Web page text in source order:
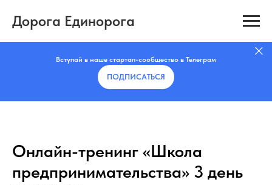
Дорога Единорога
Вступай в наше стартап-сообщество в Телеграм
ПОДПИСАТЬCЯ
Онлайн-тренинг «Школа
предпринимательства» 3 день